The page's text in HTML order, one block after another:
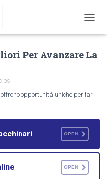
O
G
N
V
G
O
Per Avanzare La
opportunità uniche per far
OPEN
OPEN